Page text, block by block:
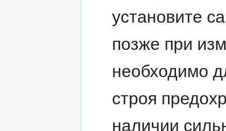
установите
позже при
необходимо
строя
наличии